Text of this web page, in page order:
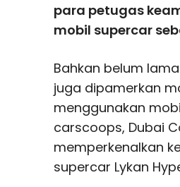
para petugas
mobil supercar
Bahkan belum
juga dipamerkan
menggunakan
carscoops, Dubai
memperkenalkan
supercar Lykan